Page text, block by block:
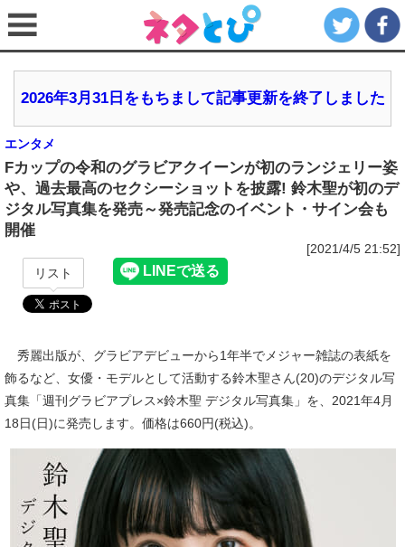
2026年3月31日をもちまして記事更新を終了しました
エンタメ
Fカップの令和のグラビアクイーンが初のランジェリー姿
や、過去最高のセクシーショットを披露! 鈴木聖が初のデ
ジタル写真集を発売～発売記念のイベント・サイン会も
開催
[2021/4/5 21:52]
リスト
秀麗出版が、グラビアデビューから1年半でメジャー雑誌の表紙を
飾るなど、女優・モデルとして活動する鈴木聖さん(20)のデジタル写
真集「週刊グラビアプレス×鈴木聖 デジタル写真集」を、2021年4月
18日(日)に発売します。価格は660円(税込)。